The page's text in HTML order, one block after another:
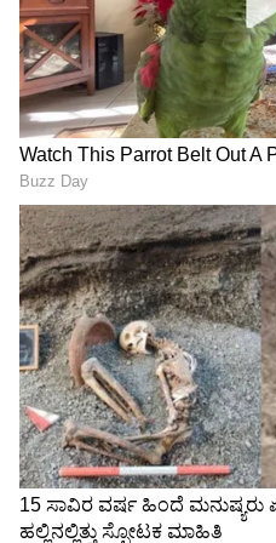
ಜಂಕ್ಷನ್‌ನಿಂದ ಮಲ್ಪೆವರೆಗಿನ
ಮಾಲೀಕರಿಗೆ ಸೂಕ್ತ
‘ನೂಲಿನಲ್ಲಿ ನಮ್ಮ ಇತಿಹಾಸ...
ಜವಳಿಯಲ್ಲಿ ನಮ್ಮ ಭವಿಷ್ಯ’:
ಕೈಮಗ್ಗಕ್ಕೆ ಸರ್ಕಾರದ ಬಿಗ್ ಪ್ಲ್ಯಾನ್
LATEST VIDEOS
"ರಾಜಕೀಯ ಬೇಡ,
ಕನಕೋತ್ಸವದಲ್ಲಿ ರಿಷಬ್
Shetty speech |
ಶೇ.50 ರಿಂದ ಶೇ.18 ಕ್ಕೆ
ಟ್ರಂಪ್ ಐತಿಹಾಸಿಕ ಒಪ್ಪಂದ |
Trade Deal | Party